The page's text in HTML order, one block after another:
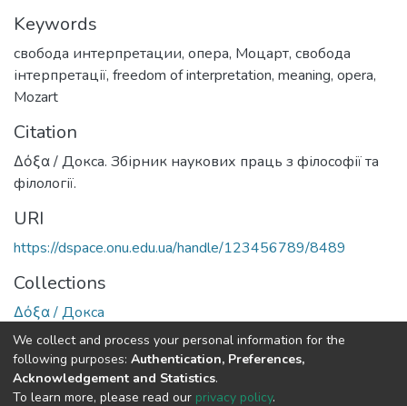
Keywords
свобода интерпретации, опера, Моцарт, свобода
інтерпретації, freedom of interpretation, meaning, opera,
Mozart
Citation
Δόξα / Докса. Збірник наукових праць з філософії та
філології.
URI
https://dspace.onu.edu.ua/handle/123456789/8489
Collections
Δόξα / Докса
Full item page
We collect and process your personal information for the
following purposes: Authentication, Preferences,
Acknowledgement and Statistics.
To learn more, please read our privacy policy.